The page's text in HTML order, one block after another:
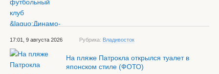
17:01, 9 августа 2026 Рубрика: Владивосток
На пляже Патрокла открылся туалет в
японском стиле (ФОТО)